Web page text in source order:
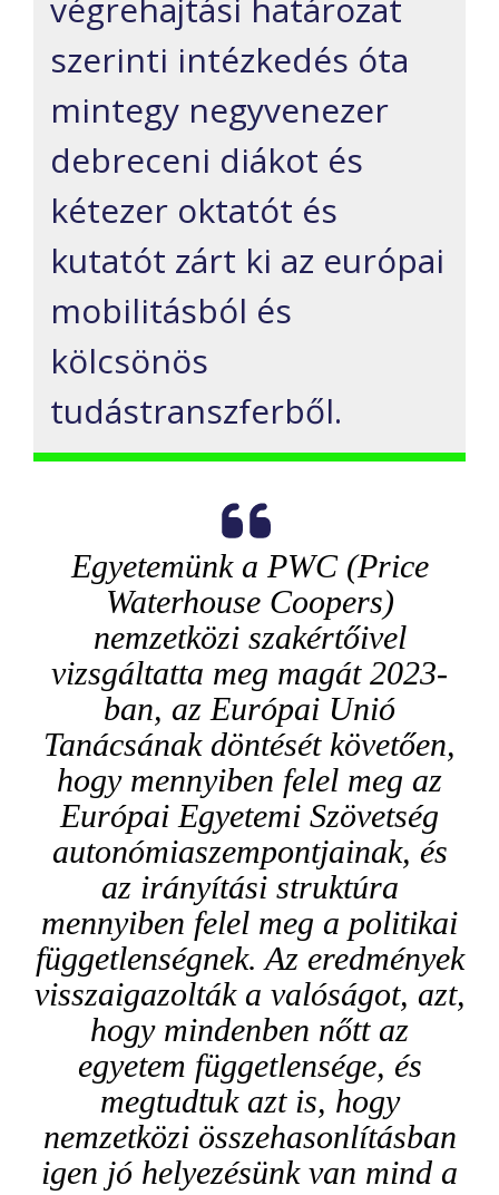
szerinti intézkedés óta
mintegy negyvenezer
debreceni diákot és
kétezer oktatót és
kutatót zárt ki az európai
mobilitásból és
kölcsönös
tudástranszferből.
Egyetemünk a PWC (Price
Waterhouse Coopers)
nemzetközi szakértőivel
vizsgáltatta meg magát 2023-
ban, az Európai Unió
Tanácsának döntését követően,
hogy mennyiben felel meg az
Európai Egyetemi Szövetség
autonómiaszempontjainak, és
az irányítási struktúra
mennyiben felel meg a politikai
függetlenségnek. Az eredmények
visszaigazolták a valóságot, azt,
hogy mindenben nőtt az
egyetem függetlensége, és
megtudtuk azt is, hogy
nemzetközi összehasonlításban
igen jó helyezésünk van mind a